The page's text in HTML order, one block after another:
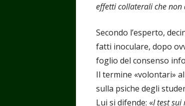
effetti collaterali che non
Secondo l’esperto,
fatti inoculare, dopo
foglio del consenso
Il termine «volontari»
sulla psiche degli
Lui si difende: «I test sui